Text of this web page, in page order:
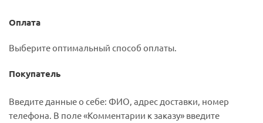
Оплата
Выберите оптимальный способ оплаты.
Покупатель
Введите данные о себе: ФИО, адрес доставки, номер
телефона. В поле «Комментарии к заказу» введите